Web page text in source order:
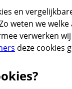
en
weten we
verwerken
deze cookies